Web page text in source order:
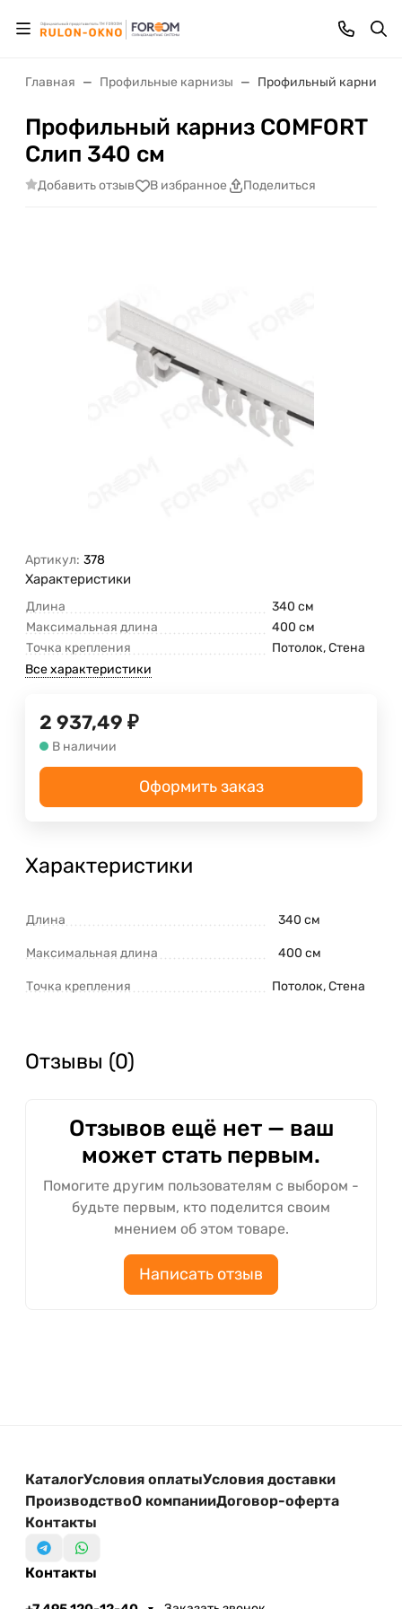
Главная Профильные карнизы Профильный карниз
Профильный карниз COMFORT
Слип 340 см
Добавить отзыв В избранное Поделиться
Артикул: 378
Характеристики
Длина
340 см
Максимальная длина
400 см
Точка крепления
Потолок, Стена
Все характеристики
2 937,49 ₽
В наличии
Оформить заказ
Характеристики
Длина 340 см
Максимальная длина 400 см
Точка крепления Потолок, Стена
Отзывы (0)
Отзывов ещё нет — ваш
может стать первым.
Помогите другим пользователям с выбором -
будьте первым, кто поделится своим
мнением об этом товаре.
Написать отзыв
КаталогУсловия оплатыУсловия доставки
ПроизводствоО компанииДоговор-оферта
Контакты
Контакты